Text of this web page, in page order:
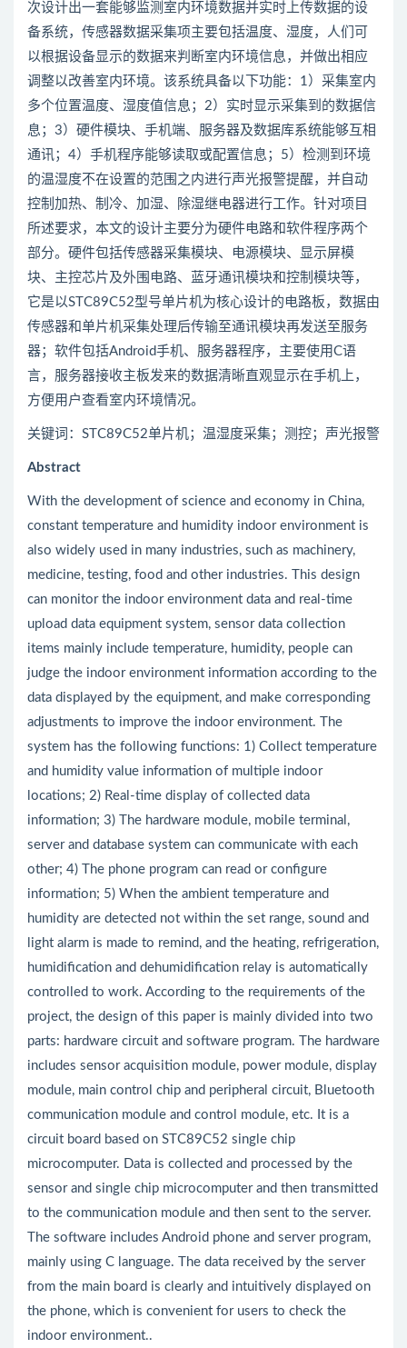
次设计出一套能够监测室内环境数据并实时上传数据的设
备系统，传感器数据采集项主要包括温度、湿度，人们可
以根据设备显示的数据来判断室内环境信息，并做出相应
调整以改善室内环境。该系统具备以下功能：1）采集室内
多个位置温度、湿度值信息；2）实时显示采集到的数据信
息；3）硬件模块、手机端、服务器及数据库系统能够互相
通讯；4）手机程序能够读取或配置信息；5）检测到环境
的温湿度不在设置的范围之内进行声光报警提醒，并自动
控制加热、制冷、加湿、除湿继电器进行工作。针对项目
所述要求，本文的设计主要分为硬件电路和软件程序两个
部分。硬件包括传感器采集模块、电源模块、显示屏模
块、主控芯片及外围电路、蓝牙通讯模块和控制模块等，
它是以STC89C52型号单片机为核心设计的电路板，数据由
传感器和单片机采集处理后传输至通讯模块再发送至服务
器；软件包括Android手机、服务器程序，主要使用C语
言，服务器接收主板发来的数据清晰直观显示在手机上，
方便用户查看室内环境情况。
关键词：STC89C52单片机；温湿度采集；测控；声光报警
Abstract
With the development of science and economy in China,
constant temperature and humidity indoor environment is
also widely used in many industries, such as machinery,
medicine, testing, food and other industries. This design
can monitor the indoor environment data and real-time
upload data equipment system, sensor data collection
items mainly include temperature, humidity, people can
judge the indoor environment information according to the
data displayed by the equipment, and make corresponding
adjustments to improve the indoor environment. The
system has the following functions: 1) Collect temperature
and humidity value information of multiple indoor
locations; 2) Real-time display of collected data
information; 3) The hardware module, mobile terminal,
server and database system can communicate with each
other; 4) The phone program can read or configure
information; 5) When the ambient temperature and
humidity are detected not within the set range, sound and
light alarm is made to remind, and the heating, refrigeration,
humidification and dehumidification relay is automatically
controlled to work. According to the requirements of the
project, the design of this paper is mainly divided into two
parts: hardware circuit and software program. The hardware
includes sensor acquisition module, power module, display
module, main control chip and peripheral circuit, Bluetooth
communication module and control module, etc. It is a
circuit board based on STC89C52 single chip
microcomputer. Data is collected and processed by the
sensor and single chip microcomputer and then transmitted
to the communication module and then sent to the server.
The software includes Android phone and server program,
mainly using C language. The data received by the server
from the main board is clearly and intuitively displayed on
the phone, which is convenient for users to check the
indoor environment..